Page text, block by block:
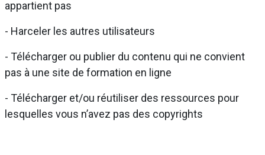
appartient pas
- Harceler les autres utilisateurs
- Télécharger ou publier du contenu qui ne convient
pas à une site de formation en ligne
- Télécharger et/ou réutiliser des ressources pour
lesquelles vous n’avez pas des copyrights